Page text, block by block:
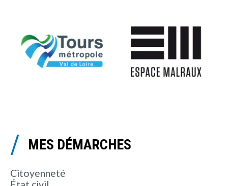
MES DÉMARCHES
Citoyenneté